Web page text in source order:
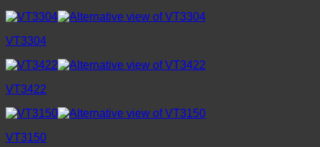
VT3304
VT3422
VT3150